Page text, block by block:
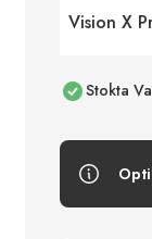
Vision X
Stokta